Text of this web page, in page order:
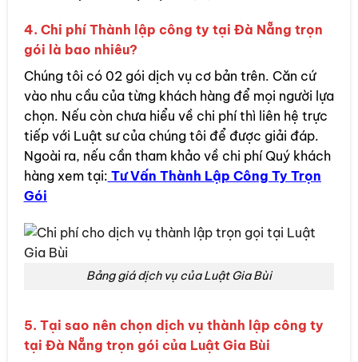
4. Chi phí Thành lập công ty tại Đà Nẵng trọn
gói là bao nhiêu?
Chúng tôi có 02 gói dịch vụ cơ bản trên. Căn cứ
vào nhu cầu của từng khách hàng để mọi người lựa
chọn. Nếu còn chưa hiểu về chi phí thì liên hệ trực
tiếp với Luật sư của chúng tôi để được giải đáp.
Ngoài ra, nếu cần tham khảo về chi phí Quý khách
hàng xem tại: Tư Vấn Thành Lập Công Ty Trọn
Gói
Bảng giá dịch vụ của Luật Gia Bùi
5. Tại sao nên chọn dịch vụ thành lập công ty
tại Đà Nẵng trọn gói của Luật Gia Bùi